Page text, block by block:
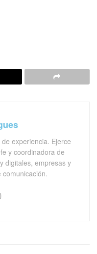
experiencia. Ejerce
y coordinadora de
digitales, empresas y
comunicación.